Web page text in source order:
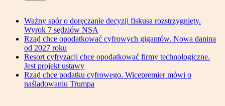
Ważny spór o doręczanie decyzji fiskusa rozstrzygnięty.
Wyrok 7 sędziów NSA
Rząd chce opodatkować cyfrowych gigantów. Nowa danina
od 2027 roku
Resort cyfryzacji chce opodatkować firmy technologiczne.
Jest projekt ustawy
Rząd chce podatku cyfrowego. Wicepremier mówi o
naśladowaniu Trumpa